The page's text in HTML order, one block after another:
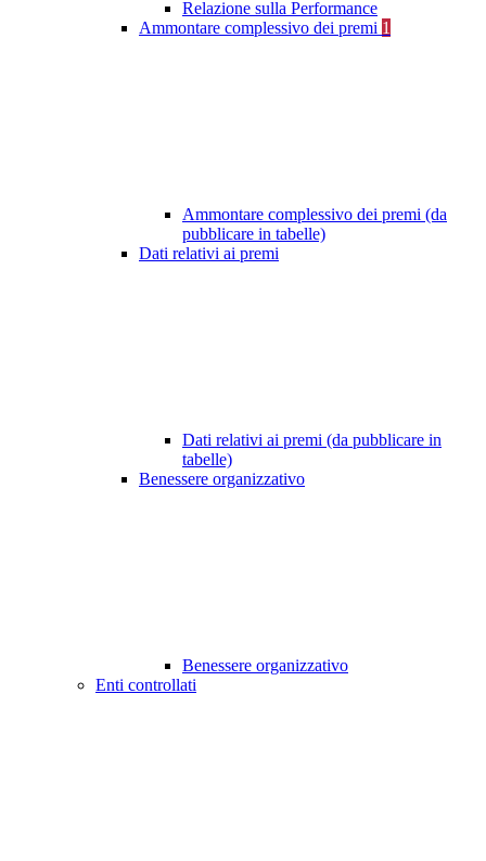
Relazione sulla Performance
Ammontare complessivo dei premi 1
Ammontare complessivo dei premi (da
pubblicare in tabelle)
Dati relativi ai premi
Dati relativi ai premi (da pubblicare in
tabelle)
Benessere organizzativo
Benessere organizzativo
Enti controllati